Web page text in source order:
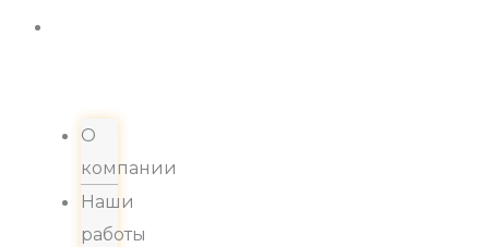
О
компании
Наши
работы